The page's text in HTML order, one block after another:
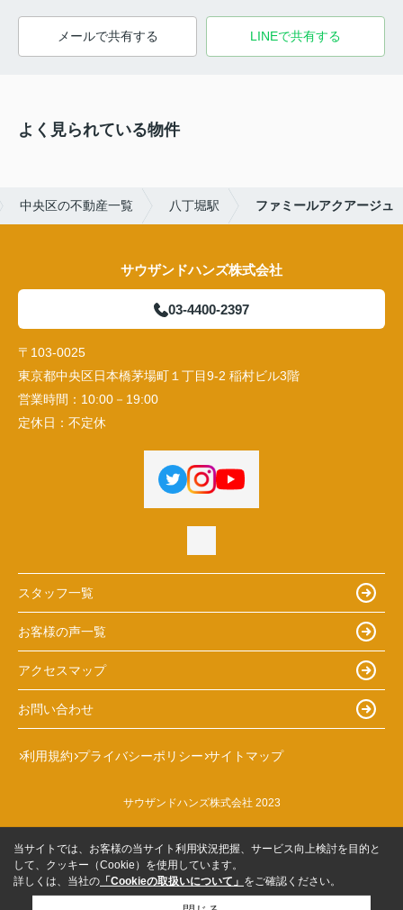
メールで共有する LINEで共有する
よく見られている物件
中央区の不動産一覧 八丁堀駅 ファミールアクアージュ
サウザンドハンズ株式会社
03-4400-2397
〒103-0025
東京都中央区日本橋茅場町１丁目9-2 稲村ビル3階
営業時間： 10:00－19:00
定休日： 不定休
スタッフ一覧
お客様の声一覧
アクセスマップ
お問い合わせ
利用規約 プライバシーポリシー サイトマップ
サウザンドハンズ株式会社 2023
当サイトでは、お客様の当サイト利用状況把握、サービス向上検討を目的と
して、クッキー（Cookie）を使用しています。
詳しくは、当社の 「Cookieの取扱いについて」 をご確認ください。